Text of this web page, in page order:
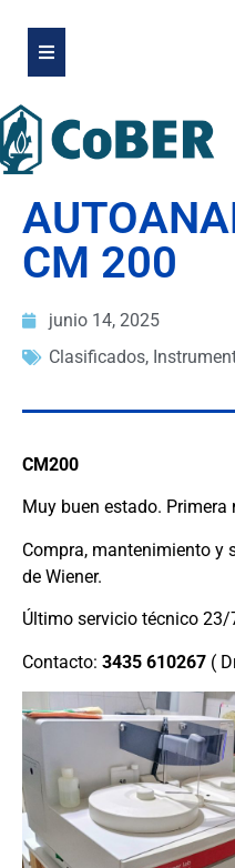
CM 200
junio 14, 2025
Clasificados,
CM200
Muy buen estado. Primera
Compra, mantenimiento y
de Wiener.
Último servicio técnico
Contacto: 3435 610267 (